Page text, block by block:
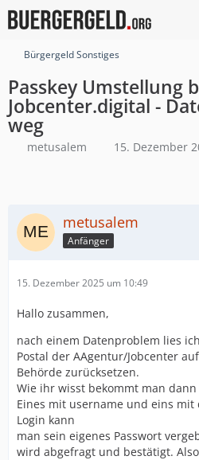
Bürgergeld Sonstiges
Passkey Umstellung
Jobcenter.digital -
weg
metusalem 15. Dezember
metusalem
Anfänger
15. Dezember 2025 um 10:49
Hallo zusammen,
nach einem Datenproblem lies
Postal der AAgentur/Jobcenter
Behörde zurücksetzen.
Wie ihr wisst bekommt man
Eines mit username und eins mit
Login kann
man sein eigenes Passwort
wird abgefragt und bestätigt.